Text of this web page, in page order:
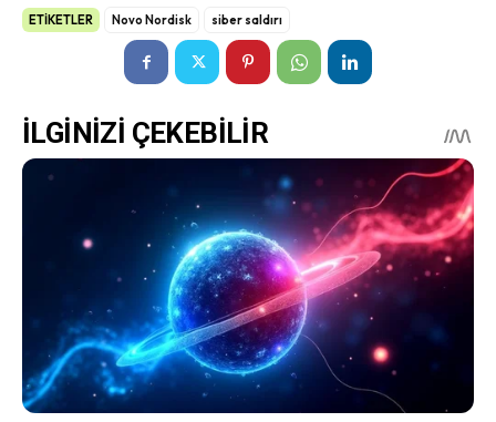
ETİKETLER Novo Nordisk siber saldırı